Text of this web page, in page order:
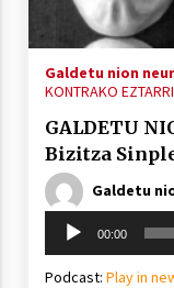
Galdetu nion
KONTRAKO
GALDETU
Bizitza
Galdetu
Soinu
erreproduzigailua
00:00
Podcast: Play in